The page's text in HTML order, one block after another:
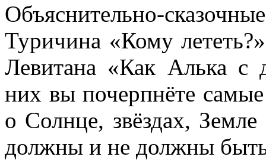
Объяснительно-
Туричина «Кому
Левитана «Как Алька с
них вы почерпнёте
о Солнце, звёздах,
должны и не должны